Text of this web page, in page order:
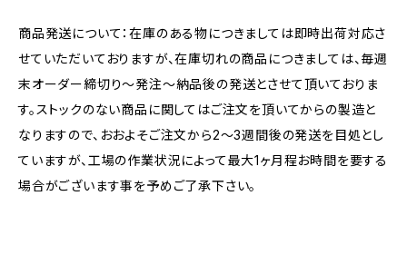
商品発送について：在庫のある物につきましては即時出荷対応さ
せていただいておりますが、在庫切れの商品につきましては、毎週
末オーダー締切り〜発注〜納品後の発送とさせて頂いておりま
す。ストックのない商品に関してはご注文を頂いてからの製造と
なりますので、おおよそご注文から2〜3週間後の発送を目処とし
ていますが、工場の作業状況によって最大1ヶ月程お時間を要する
場合がございます事を予めご了承下さい。